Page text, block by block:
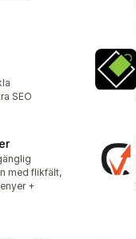
SEO
med flikfält,
+